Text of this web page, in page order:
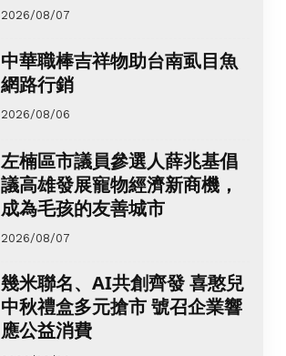
2026/08/07
中華職棒吉祥物助台南虱目魚
網路行銷
2026/08/06
左楠區市議員參選人薛兆基倡
議高雄發展寵物經濟新商機，
成為毛孩的友善城市
2026/08/07
幾米聯名、AI共創齊發 喜憨兒
中秋禮盒多元搶市 號召企業響
應公益消費